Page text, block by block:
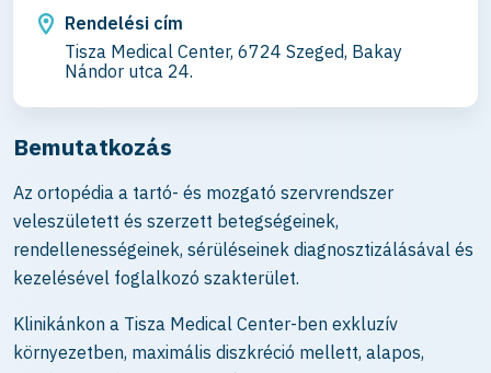
Rendelési cím
Tisza Medical Center, 6724 Szeged, Bakay
Nándor utca 24.
Bemutatkozás
Az ortopédia a tartó- és mozgató szervrendszer
veleszületett és szerzett betegségeinek,
rendellenességeinek, sérüléseinek diagnosztizálásával és
kezelésével foglalkozó szakterület.
Klinikánkon a Tisza Medical Center-ben exkluzív
környezetben, maximális diszkréció mellett, alapos,